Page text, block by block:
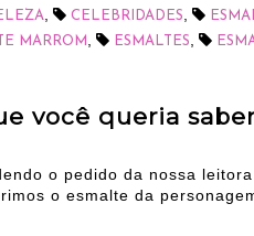
CELEBRIDADES
MARROM ESMALTES
você queria
o pedido da nossa leitora
o esmalte da